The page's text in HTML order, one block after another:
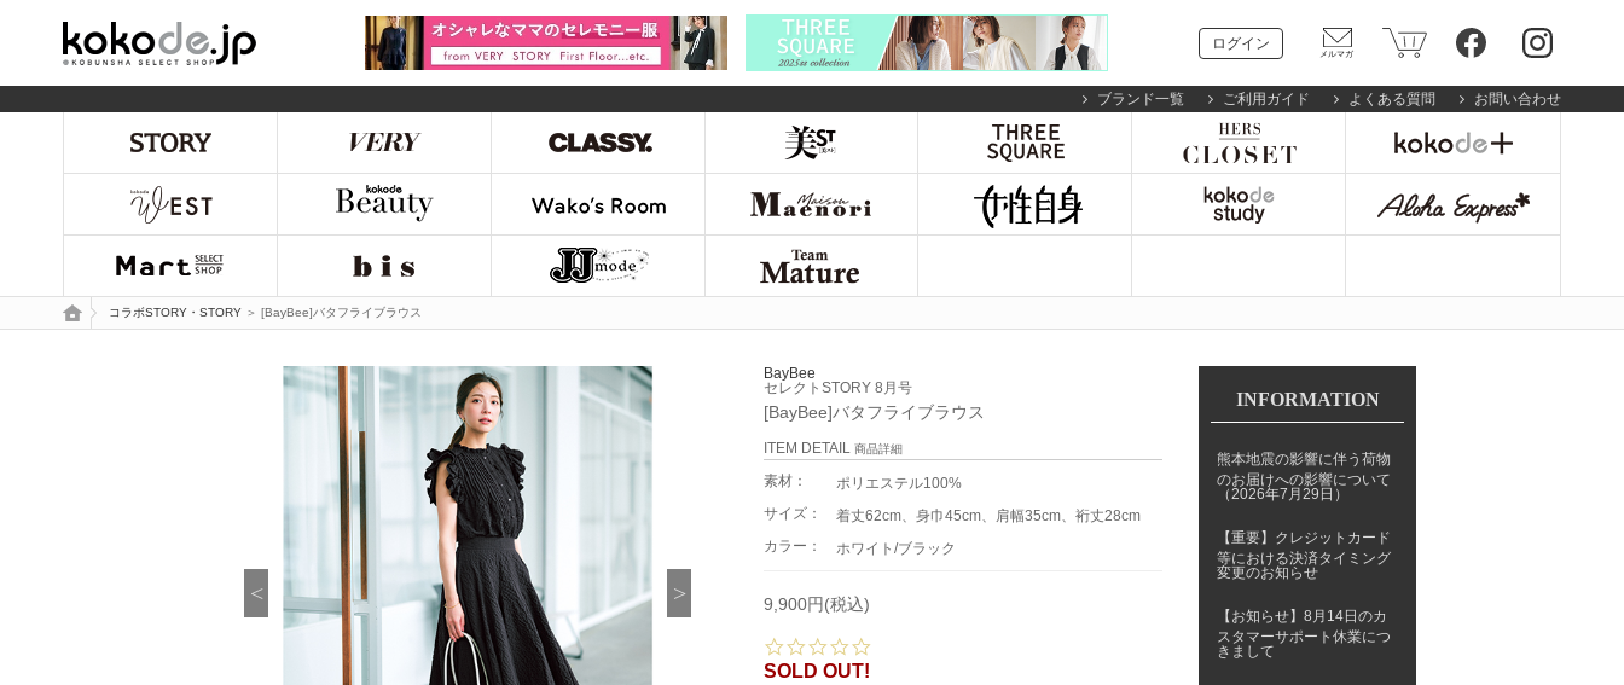
ログイン
ブランド一覧 ご利用ガイド よくある質問 お問い合わせ
トップページ
コラボSTORY・STORY ＞ [BayBee]バタフライブラウス
BayBee
セレクトSTORY 8月号
[BayBee]バタフライブラウス
ITEM DETAIL 商品詳細
素材：
ポリエステル100%
サイズ：
着丈62cm、身巾45cm、肩幅35cm、裄丈28cm
カラー：
ホワイト/ブラック
9,900円(税込)
SOLD OUT!
INFORMATION
熊本地震の影響に伴う荷物
のお届けへの影響について
（2026年7月29日）
【重要】クレジットカード
等における決済タイミング
変更のお知らせ
【お知らせ】8月14日のカ
スタマーサポート休業につ
きまして